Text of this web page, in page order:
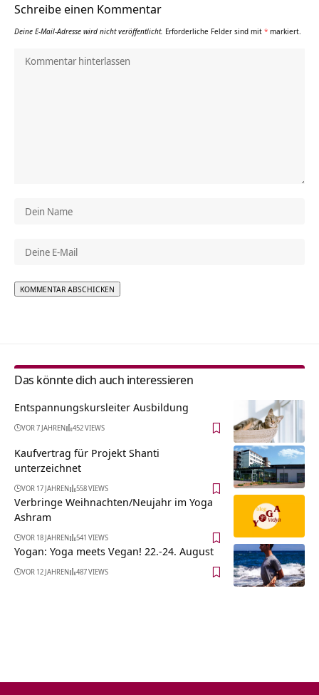
Schreibe einen Kommentar
Deine E-Mail-Adresse wird nicht veröffentlicht. Erforderliche Felder sind mit * markiert.
Das könnte dich auch interessieren
Entspannungskursleiter Ausbildung
VOR 7 JAHREN 452 VIEWS
Kaufvertrag für Projekt Shanti
unterzeichnet
VOR 17 JAHREN 558 VIEWS
Verbringe Weihnachten/Neujahr im Yoga
Ashram
VOR 18 JAHREN 541 VIEWS
Yogan: Yoga meets Vegan! 22.-24. August
VOR 12 JAHREN 487 VIEWS